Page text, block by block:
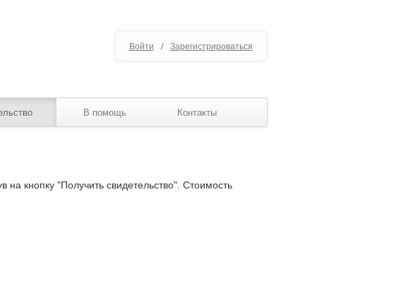
Войти / Зарегистрироваться
В помощь Контакты
на кнопку "Получить свидетельство". Стоимость